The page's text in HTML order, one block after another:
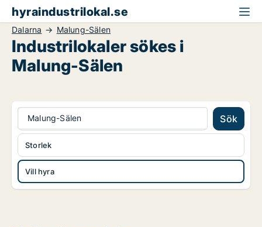
hyraindustrilokal.se
Dalarna Malung-Sälen
Industrilokaler sökes i
Malung-Sälen
Malung-Sälen Sök
Vill hyra
Storlek